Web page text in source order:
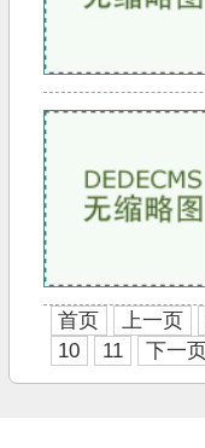
首页 上一页
10
11 下一页